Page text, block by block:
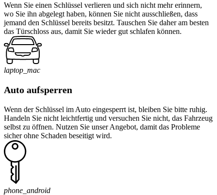
Wenn Sie einen Schlüssel verlieren und sich nicht mehr erinnern,
wo Sie ihn abgelegt haben, können Sie nicht ausschließen, dass
jemand den Schlüssel bereits besitzt. Tauschen Sie daher am besten
das Türschloss aus, damit Sie wieder gut schlafen können.
laptop_mac
Auto aufsperren
Wenn der Schlüssel im Auto eingesperrt ist, bleiben Sie bitte ruhig.
Handeln Sie nicht leichtfertig und versuchen Sie nicht, das Fahrzeug
selbst zu öffnen. Nutzen Sie unser Angebot, damit das Probleme
sicher ohne Schaden beseitigt wird.
phone_android